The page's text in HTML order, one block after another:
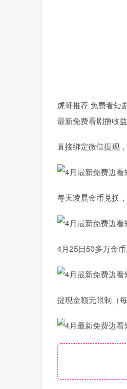
虎哥推荐 免费看短
最新免费看剧撸收
直接绑定微信提现
每天凌晨金币兑换
4月25日50多万金
提现金额无限制（